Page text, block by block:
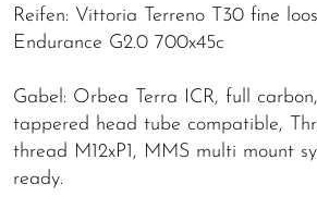
Reifen: Vittoria Terreno T30 fine
Endurance G2.0 700x45c
Gabel: Orbea Terra ICR, full carbon,
tappered head tube compatible,
thread M12xP1, MMS multi mount
ready.